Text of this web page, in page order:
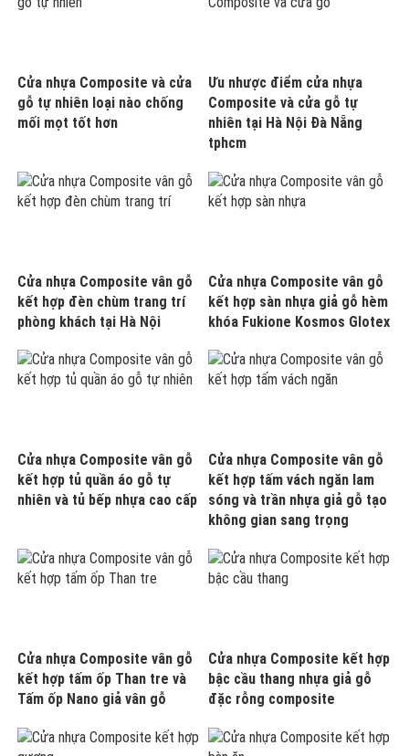
Cửa nhựa Composite và cửa
gỗ tự nhiên loại nào chống
mối mọt tốt hơn
Ưu nhược điểm cửa nhựa
Composite và cửa gỗ tự
nhiên tại Hà Nội Đà Nẵng
tphcm
Cửa nhựa Composite vân gỗ
kết hợp đèn chùm trang trí
phòng khách tại Hà Nội
Cửa nhựa Composite vân gỗ
kết hợp sàn nhựa giả gỗ hèm
khóa Fukione Kosmos Glotex
Cửa nhựa Composite vân gỗ
kết hợp tủ quần áo gỗ tự
nhiên và tủ bếp nhựa cao cấp
Cửa nhựa Composite vân gỗ
kết hợp tấm vách ngăn lam
sóng và trần nhựa giả gỗ tạo
không gian sang trọng
Cửa nhựa Composite vân gỗ
kết hợp tấm ốp Than tre và
Tấm ốp Nano giả vân gỗ
Cửa nhựa Composite kết hợp
bậc cầu thang nhựa giả gỗ
đặc rỗng composite